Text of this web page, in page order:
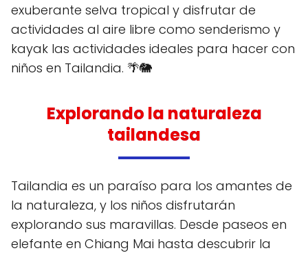
exuberante selva tropical y disfrutar de
actividades al aire libre como senderismo y
kayak las actividades ideales para hacer con
niños en Tailandia. 🌴🐘
Explorando la naturaleza
tailandesa
Tailandia es un paraíso para los amantes de
la naturaleza, y los niños disfrutarán
explorando sus maravillas. Desde paseos en
elefante en Chiang Mai hasta descubrir la